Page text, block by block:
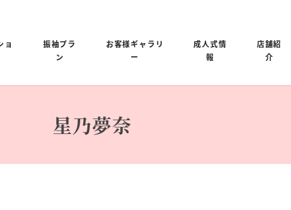
ョ
振袖プラ
ン
お客様ギャラリ
ー
成人式情
報
店舗紹
介
星乃夢奈